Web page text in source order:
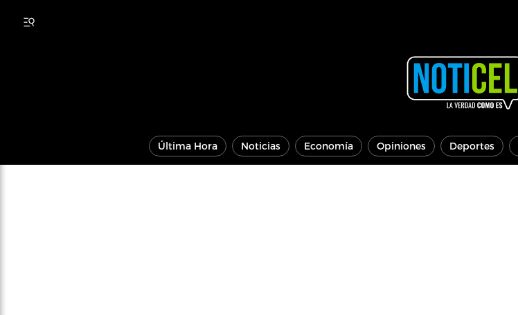
Última Hora Noticias Economía Opiniones Deportes